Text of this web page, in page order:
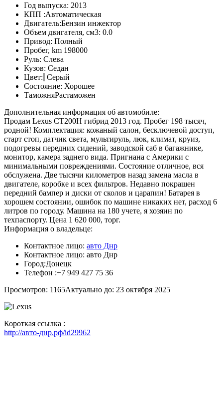
Год выпуска: 2013
КПП :Автоматическая
Двигатель:Бензин инжектор
Объем двигателя, см3: 0.0
Привод: Полный
Пробег, km 198000
Руль: Слева
Кузов: Седан
Цвет: Серый
Состояние: Хорошее
ТаможняРастаможен
Дополнительная информация об автомобиле:
Продам Lexus CT200H гибрид 2013 год. Пробег 198 тысяч,
родной! Комплектация: кожаный салон, бесключевой доступ,
старт стоп, датчик света, мультируль, люк, климат, круиз,
подогревы передних сидений, заводской саб в багажнике,
монитор, камера заднего вида. Пригнана с Америки с
минимальными повреждениями. Состояние отличное, вся
обслужена. Две тысячи километров назад замена масла в
двигателе, коробке и всех фильтров. Недавно покрашен
передний бампер и диски от сколов и царапин! Батарея в
хорошем состоянии, ошибок по машине никаких нет, расход 6
литров по городу. Машина на 180 учете, я хозяин по
техпаспорту. Цена 1 620 000, торг.
Информация о владельце:
Контактное лицо: авто Днр
Контактное лицо: авто Днр
Город:Донецк
Телефон :+7 949 427 75 36
Просмотров: 1165Актуально до: 23 октября 2025
Короткая ссылка :
http://авто-днр.рф/id29962